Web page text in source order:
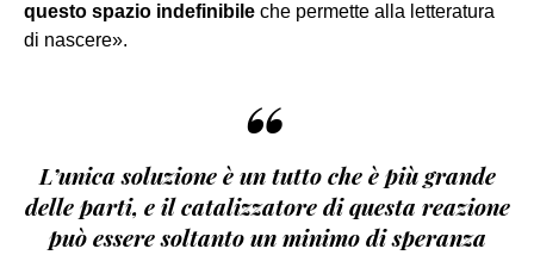
questo spazio indefinibile che permette alla letteratura
di nascere».
“
L’unica soluzione è un tutto che è più grande
delle parti, e il catalizzatore di questa reazione
può essere soltanto un minimo di speranza